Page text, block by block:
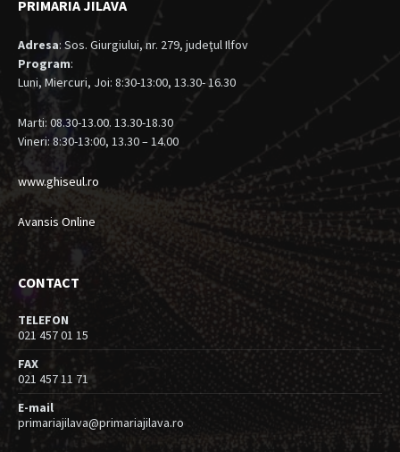
PRIMARIA JILAVA
Adresa: Sos. Giurgiului, nr. 279, judeţul Ilfov
Program:
Luni, Miercuri, Joi: 8:30-13:00, 13.30- 16.30
Marti: 08.30-13.00. 13.30-18.30
Vineri: 8:30-13:00, 13.30 – 14.00
www.ghiseul.ro
Avansis Online
CONTACT
TELEFON
021 457 01 15
FAX
021 457 11 71
E-mail
primariajilava@primariajilava.ro